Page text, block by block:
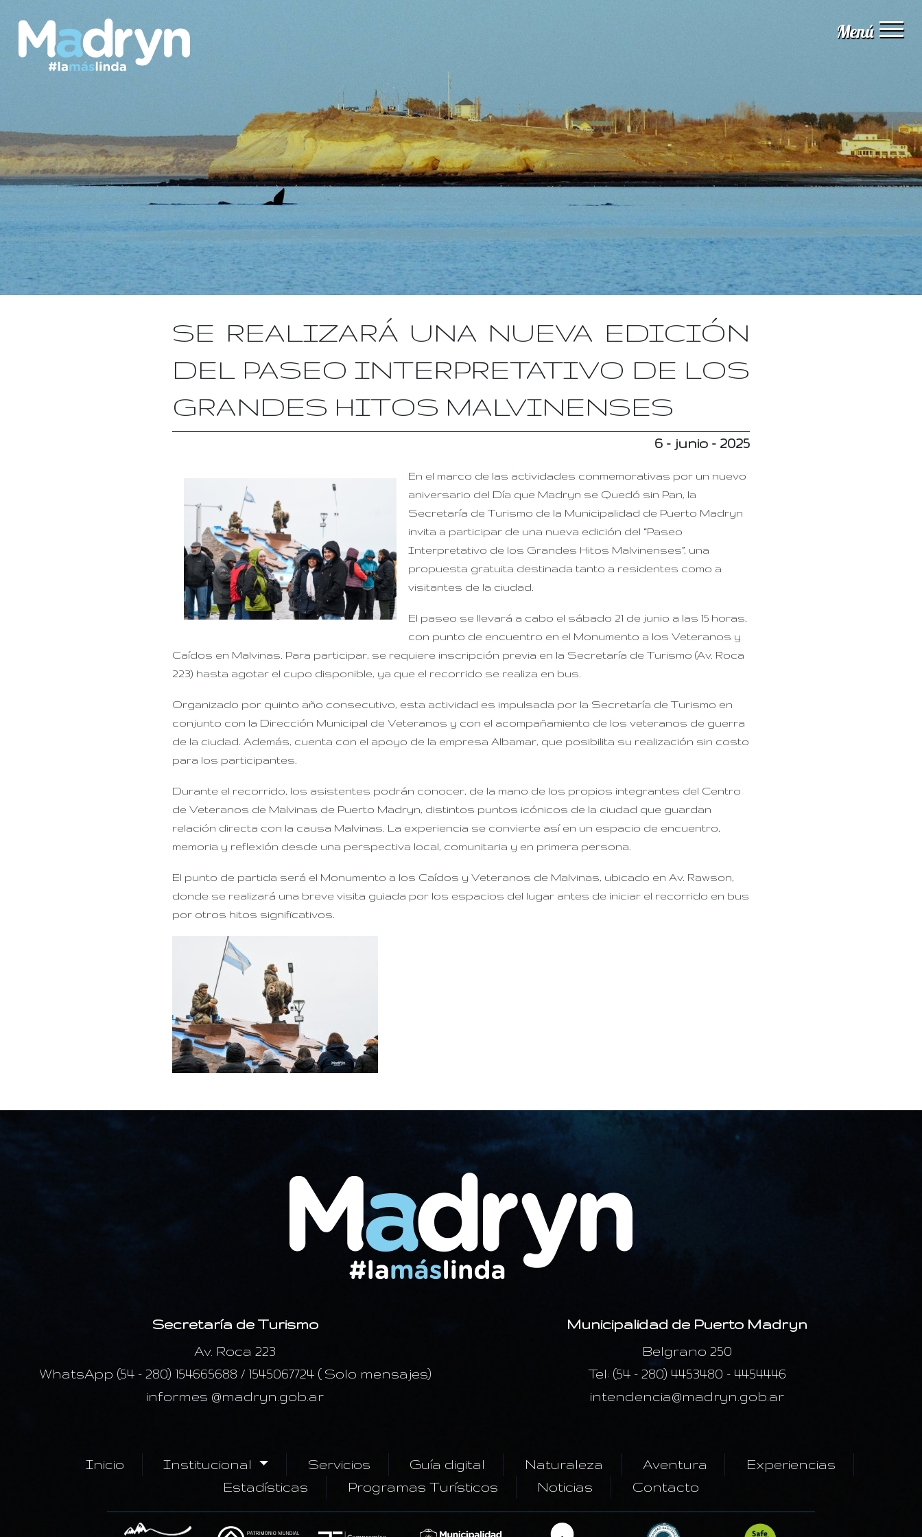
Menú
Institucional
Servicios
Guía digital
Aventura
Experiencias
Estadísticas
SE REALIZARÁ UNA NUEVA EDICIÓN
DEL PASEO INTERPRETATIVO DE LOS
GRANDES HITOS MALVINENSES
6 - junio - 2025
En el marco de las actividades conmemorativas por un nuevo
aniversario del Día que Madryn se Quedó sin Pan, la
Secretaría de Turismo de la Municipalidad de Puerto Madryn
invita a participar de una nueva edición del “Paseo
Interpretativo de los Grandes Hitos Malvinenses”, una
propuesta gratuita destinada tanto a residentes como a
visitantes de la ciudad.
El paseo se llevará a cabo el sábado 21 de junio a las 15 horas,
con punto de encuentro en el Monumento a los Veteranos y
Caídos en Malvinas. Para participar, se requiere inscripción previa en la Secretaría de Turismo (Av. Roca
223) hasta agotar el cupo disponible, ya que el recorrido se realiza en bus.
Organizado por quinto año consecutivo, esta actividad es impulsada por la Secretaría de Turismo en
conjunto con la Dirección Municipal de Veteranos y con el acompañamiento de los veteranos de guerra
de la ciudad. Además, cuenta con el apoyo de la empresa Albamar, que posibilita su realización sin costo
para los participantes.
Durante el recorrido, los asistentes podrán conocer, de la mano de los propios integrantes del Centro
de Veteranos de Malvinas de Puerto Madryn, distintos puntos icónicos de la ciudad que guardan
relación directa con la causa Malvinas. La experiencia se convierte así en un espacio de encuentro,
memoria y reflexión desde una perspectiva local, comunitaria y en primera persona.
El punto de partida será el Monumento a los Caídos y Veteranos de Malvinas, ubicado en Av. Rawson,
donde se realizará una breve visita guiada por los espacios del lugar antes de iniciar el recorrido en bus
por otros hitos significativos.
Secretaría de Turismo
Av. Roca 223
WhatsApp (54 - 280) 154665688 / 1545067724 ( Solo mensajes)
informes @madryn.gob.ar
Municipalidad de Puerto Madryn
Belgrano 250
Tel: (54 - 280) 4453480 - 4454446
intendencia@madryn.gob.ar
Inicio Institucional Servicios Guía digital Naturaleza Aventura
Experiencias
Estadísticas
Programas Turísticos Noticias Contacto